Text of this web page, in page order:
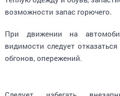
возможности запас горючего.
видимости следует
обгонов, опережений.